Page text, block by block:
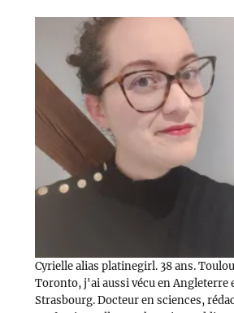
Cyrielle alias platinegirl. 38 ans.
Toronto, j'ai aussi vécu en Angleterre
Strasbourg. Docteur en sciences,